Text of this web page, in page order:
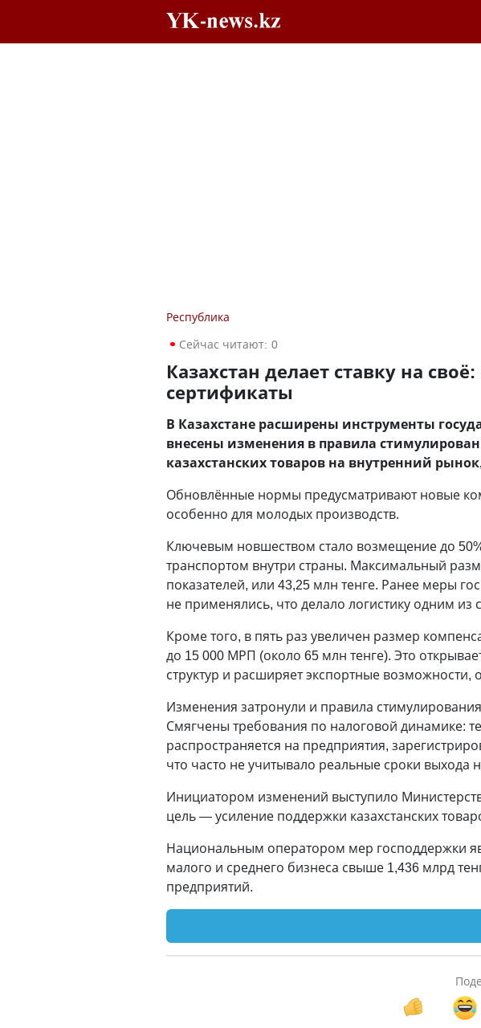
Республика
Сейчас читают: 0
Казахстан делает ставку на
сертификаты
В Казахстане расширены инструменты
внесены изменения в правила
казахстанских товаров на внутренний
Обновлённые нормы предусматривают новые
особенно для молодых производств.
Ключевым новшеством стало возмещение до
транспортом внутри страны. Максимальный
показателей, или 43,25 млн тенге. Ранее меры
не применялись, что делало логистику одним
Кроме того, в пять раз увеличен размер
до 15 000 МРП (около 65 млн тенге). Это
структур и расширяет экспортные
Изменения затронули и правила
Смягчены требования по налоговой динамике:
распространяется на предприятия,
что часто не учитывало реальные сроки
Инициатором изменений выступило
цель — усиление поддержки казахстанских
Национальным оператором мер господдержки
малого и среднего бизнеса свыше 1,436 млрд
предприятий.